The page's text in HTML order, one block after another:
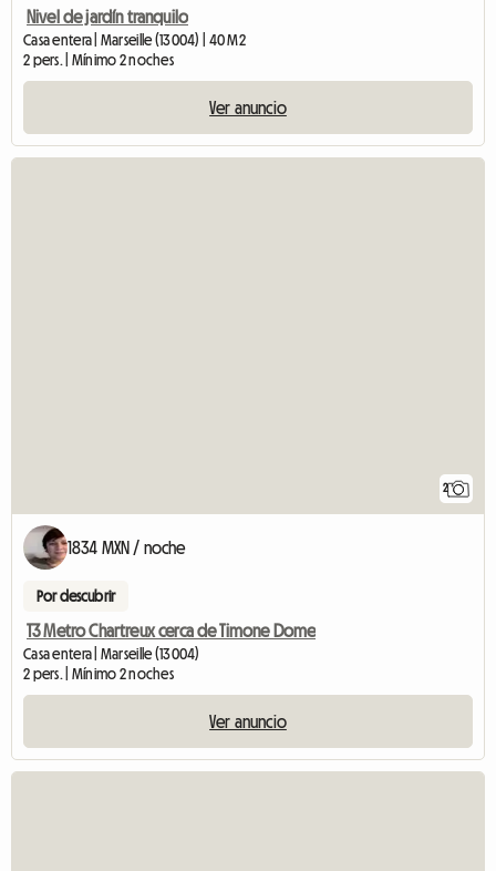
Nivel de jardín tranquilo
Casa entera | Marseille (13004) | 40 M2
2 pers. | Mínimo 2 noches
Ver anuncio
2
1834 MXN / noche
Por descubrir
T3 Metro Chartreux cerca de Timone Dome
Casa entera | Marseille (13004)
2 pers. | Mínimo 2 noches
Ver anuncio